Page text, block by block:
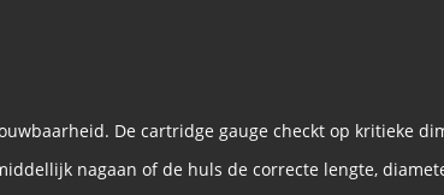
De cartridge gauge checkt op kritieke
nagaan of de huls de correcte lengte,